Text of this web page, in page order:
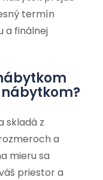
termín
a finálnej
skladá z
a
mieru sa
priestor a